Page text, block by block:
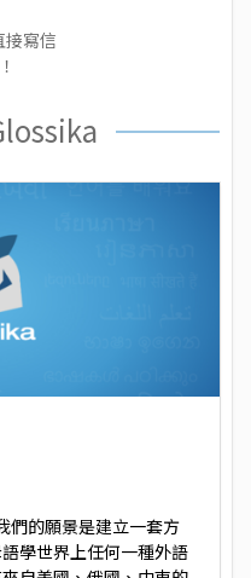
接寫信
們的願景是建立一套方
學世界上任何一種外語